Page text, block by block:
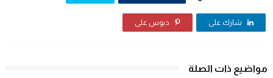
شارك على دبوس على
مواضيع ذات الصلة